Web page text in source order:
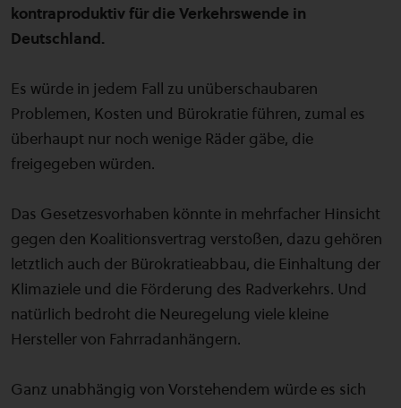
kontraproduktiv für die Verkehrswende in
Deutschland.
Es würde in jedem Fall zu unüberschaubaren
Problemen, Kosten und Bürokratie führen, zumal es
überhaupt nur noch wenige Räder gäbe, die
freigegeben würden.
Das Gesetzesvorhaben könnte in mehrfacher Hinsicht
gegen den Koalitionsvertrag verstoßen, dazu gehören
letztlich auch der Bürokratieabbau, die Einhaltung der
Klimaziele und die Förderung des Radverkehrs. Und
natürlich bedroht die Neuregelung viele kleine
Hersteller von Fahrradanhängern.
Ganz unabhängig von Vorstehendem würde es sich